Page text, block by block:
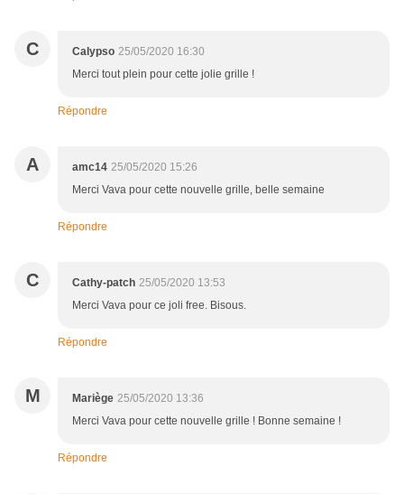
C Calypso 25/05/2020 16:30
Merci tout plein pour cette jolie grille !
Répondre
A amc14 25/05/2020 15:26
Merci Vava pour cette nouvelle grille, belle semaine
Répondre
C Cathy-patch 25/05/2020 13:53
Merci Vava pour ce joli free. Bisous.
Répondre
M Mariège 25/05/2020 13:36
Merci Vava pour cette nouvelle grille ! Bonne semaine !
Répondre